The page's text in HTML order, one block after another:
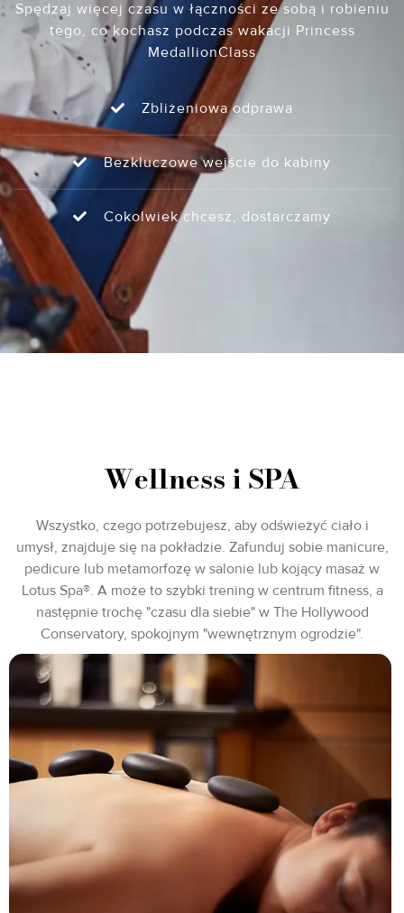
Spędzaj więcej czasu w łączności ze sobą i robieniu
tego, co kochasz podczas wakacji Princess
MedallionClass
Zbliżeniowa odprawa
Bezkluczowe wejście do kabiny
Cokolwiek chcesz, dostarczamy
Wellness i SPA
Wszystko, czego potrzebujesz, aby odświeżyć ciało i
umysł, znajduje się na pokładzie. Zafunduj sobie manicure,
pedicure lub metamorfozę w salonie lub kojący masaż w
Lotus Spa®. A może to szybki trening w centrum fitness, a
następnie trochę "czasu dla siebie" w The Hollywood
Conservatory, spokojnym "wewnętrznym ogrodzie".